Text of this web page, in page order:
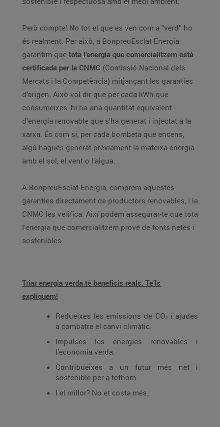
Però compte! No tot el que es ven com a “verd” ho
és realment. Per això, a BonpreuEsclat Energia
garantim que tota l’energia que comercialitzem està
certificada per la CNMC (Comissió Nacional dels
Mercats i la Competència) mitjançant les garanties
d’origen. Això vol dir que per cada kWh que
consumeixes, hi ha una quantitat equivalent
d’energia renovable que s’ha generat i injectat a la
xarxa. És com si, per cada bombeta que encens,
algú hagués generat prèviament la mateixa energia
amb el sol, el vent o l’aigua.
A BonpreuEsclat Energia, comprem aquestes
garanties directament de productors renovables, i la
CNMC les verifica. Així podem assegurar-te que tota
l’energia que comercialitzem prové de fonts netes i
sostenibles.
Triar energia verda té beneficis reals. Te’ls
expliquem!
Redueixes les emissions de CO₂ i ajudes
a combatre el canvi climàtic.
Impulses les energies renovables i
l’economia verda.
Contribueixes a un futur més net i
sostenible per a tothom.
I el millor? No et costa més.